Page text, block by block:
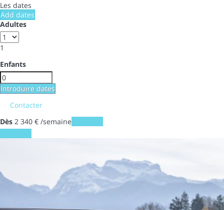
Les dates
Add dates
Adultes
1
Enfants
Introduire dates
Contacter
Dès 2 340 € /semaine